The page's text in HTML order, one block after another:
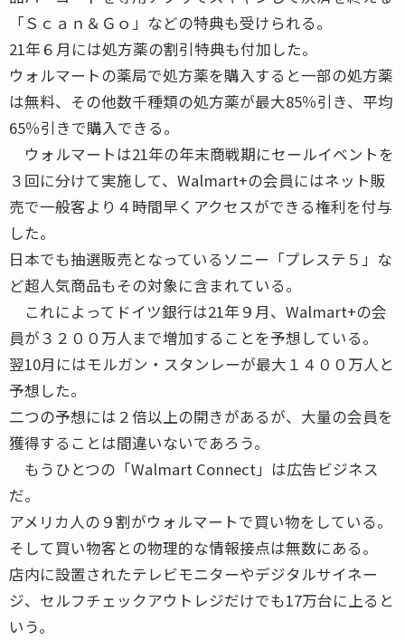
「Ｓｃａｎ＆Ｇｏ」などの特典も受けられる。
21年６月には処方薬の割引特典も付加した。
ウォルマートの薬局で処方薬を購入すると一部の処方薬
は無料、その他数千種類の処方薬が最大85％引き、平均
65％引きで購入できる。
ウォルマートは21年の年末商戦期にセールイベントを
３回に分けて実施して、Walmart+の会員にはネット販
売で一般客より４時間早くアクセスができる権利を付与
した。
日本でも抽選販売となっているソニー「プレステ５」な
ど超人気商品もその対象に含まれている。
これによってドイツ銀行は21年９月、Walmart+の会
員が３２００万人まで増加することを予想している。
翌10月にはモルガン・スタンレーが最大１４００万人と
予想した。
二つの予想には２倍以上の開きがあるが、大量の会員を
獲得することは間違いないであろう。
もうひとつの「Walmart Connect」は広告ビジネス
だ。
アメリカ人の９割がウォルマートで買い物をしている。
そして買い物客との物理的な情報接点は無数にある。
店内に設置されたテレビモニターやデジタルサイネー
ジ、セルフチェックアウトレジだけでも17万台に上ると
いう。